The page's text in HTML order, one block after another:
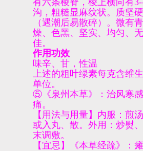
有六条棱脊，棱上横向有
沟，粗糙显麻纹状。质坚
（遇潮后易散碎）。微有
燥、色黑、坚实、均匀、
佳。
作用功效
味辛、甘，性温
上述的粗叶绿素每克含维
单位。
⑤《泉州本草》：治风寒
痛。
【用法与用量】内服：煎
或入丸、散。外用：炒熨
末调敷。
【宜忌】《本草经疏》：